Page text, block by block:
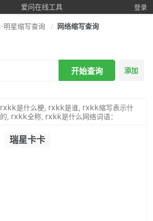
爱问在线工具 登录
明星缩写查询 网络缩写查询
开始查询 添加
rxkk是什么梗, rxkk是谁, rxkk缩写表示什
, rxkk全称, rxkk是什么网络词语：
瑞星卡卡